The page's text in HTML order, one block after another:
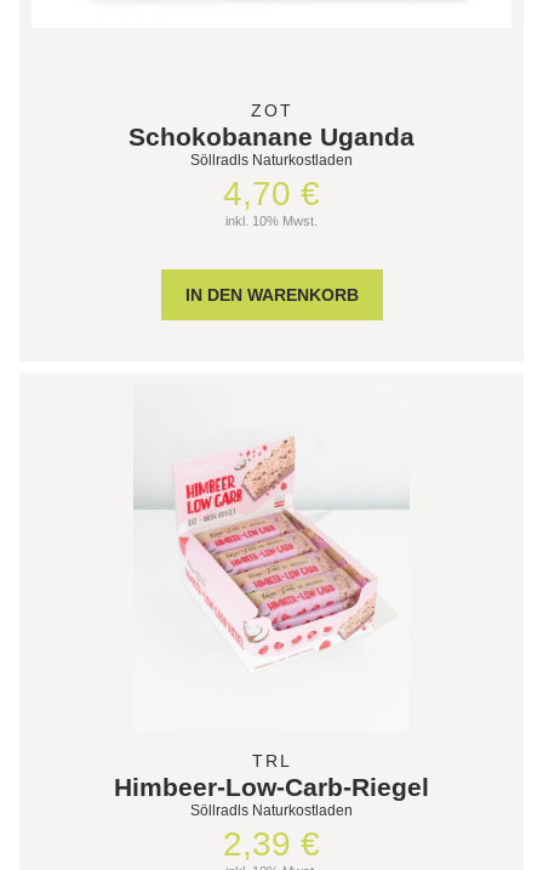
ZOT
Schokobanane Uganda
Söllradls Naturkostladen
4,70 €
inkl. 10% Mwst.
TRL
Himbeer-Low-Carb-Riegel
Söllradls Naturkostladen
2,39 €